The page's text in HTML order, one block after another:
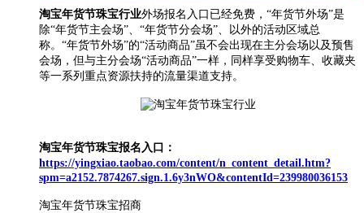
淘宝年货节珠宝行业外场报名入口已经免费，“年货节外场”是
除“年货节主会场”、“年货节分会场”、以外的活动区域总
称。“年货节外场”的“活动商品”虽不会出现在主分会场以及预售
会场，但与主分会场“活动商品”一样，同样享受购物车、收藏夹
等一系列重点资源扶持的流量渠道支持。
淘宝年货节珠宝报名入口：
https://yingxiao.taobao.com/content/n_content_detail.htm?
spm=a2152.7874267.sign.1.6y3nWO&contentId=239980036153
淘宝年货节珠宝招商